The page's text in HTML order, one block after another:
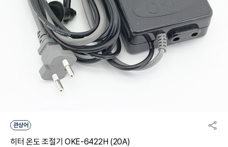
관상어
히터 온도 조절기 OKE-6422H (20A)